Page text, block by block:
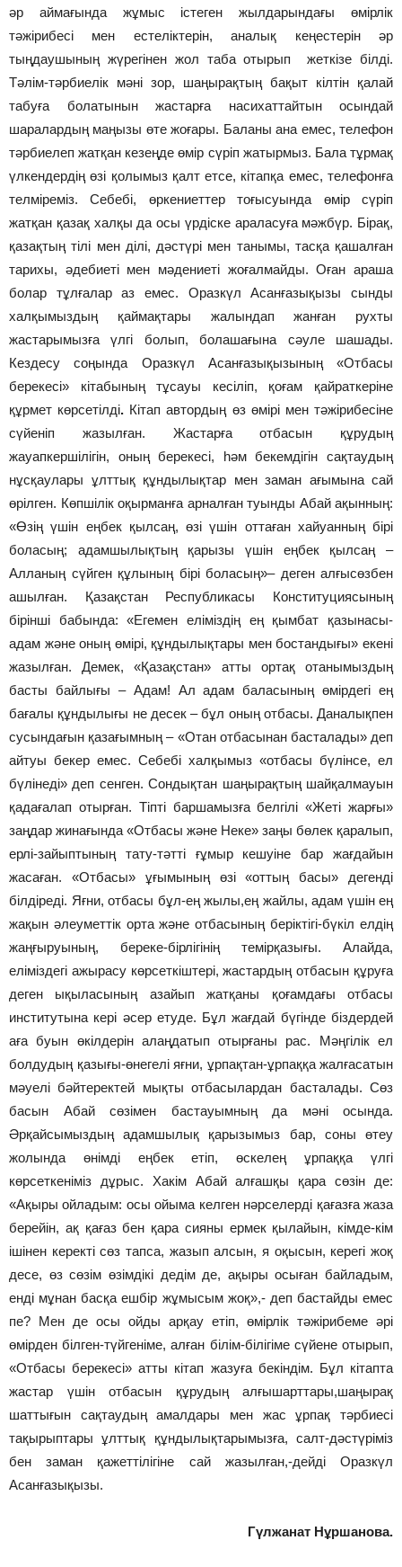
әр аймағында жұмыс істеген жылдарындағы өмірлік
тәжірибесі мен естеліктерін, аналық кеңестерін әр
тыңдаушының жүрегінен жол таба отырып жеткізе білді.
Тәлім-тәрбиелік мәні зор, шаңырақтың бақыт кілтін қалай
табуға болатынын жастарға насихаттайтын осындай
шаралардың маңызы өте жоғары. Баланы ана емес, телефон
тәрбиелеп жатқан кезеңде өмір сүріп жатырмыз. Бала тұрмақ
үлкендердің өзі қолымыз қалт етсе, кітапқа емес, телефонға
телміреміз. Себебі, өркениеттер тоғысуында өмір сүріп
жатқан қазақ халқы да осы үрдіске араласуға мәжбүр. Бірақ,
қазақтың тілі мен ділі, дәстүрі мен танымы, тасқа қашалған
тарихы, әдебиеті мен мәдениеті жоғалмайды. Оған араша
болар тұлғалар аз емес. Оразкүл Асанғазықызы сынды
халқымыздың қаймақтары жалындап жанған рухты
жастарымызға үлгі болып, болашағына сәуле шашады.
Кездесу соңында Оразкүл Асанғазықызының «Отбасы
берекесі» кітабының тұсауы кесіліп, қоғам қайраткеріне
құрмет көрсетілді. Кітап автордың өз өмірі мен тәжірибесіне
сүйеніп жазылған. Жастарға отбасын құрудың
жауапкершілігін, оның берекесі, һәм бекемдігін сақтаудың
нұсқаулары ұлттық құндылықтар мен заман ағымына сай
өрілген. Көпшілік оқырманға арналған туынды Абай ақынның:
«Өзің үшін еңбек қылсаң, өзі үшін оттаған хайуанның бірі
боласың; адамшылықтың қарызы үшін еңбек қылсаң –
Алланың сүйген құлының бірі боласың»– деген алғысөзбен
ашылған. Қазақстан Республикасы Конституциясының
бірінші бабында: «Егемен еліміздің ең қымбат қазынасы-
адам және оның өмірі, құндылықтары мен бостандығы» екені
жазылған. Демек, «Қазақстан» атты ортақ отанымыздың
басты байлығы – Адам! Ал адам баласының өмірдегі ең
бағалы құндылығы не десек – бұл оның отбасы. Даналықпен
сусындағын қазағымның – «Отан отбасынан басталады» деп
айтуы бекер емес. Себебі халқымыз «отбасы бүлінсе, ел
бүлінеді» деп сенген. Сондықтан шаңырақтың шайқалмауын
қадағалап отырған. Тіпті баршамызға белгілі «Жеті жарғы»
заңдар жинағында «Отбасы және Неке» заңы бөлек қаралып,
ерлі-зайыптының тату-тәтті ғұмыр кешуіне бар жағдайын
жасаған. «Отбасы» ұғымының өзі «оттың басы» дегенді
білдіреді. Яғни, отбасы бұл-ең жылы,ең жайлы, адам үшін ең
жақын әлеуметтік орта және отбасының беріктігі-бүкіл елдің
жаңғыруының, береке-бірлігінің темірқазығы. Алайда,
еліміздегі ажырасу көрсеткіштері, жастардың отбасын құруға
деген ықыласының азайып жатқаны қоғамдағы отбасы
институтына кері әсер етуде. Бұл жағдай бүгінде біздердей
аға буын өкілдерін алаңдатып отырғаны рас. Мәңгілік ел
болдудың қазығы-өнегелі яғни, ұрпақтан-ұрпаққа жалғасатын
мәуелі бәйтеректей мықты отбасылардан басталады. Сөз
басын Абай сөзімен бастауымның да мәні осында.
Әрқайсымыздың адамшылық қарызымыз бар, соны өтеу
жолында өнімді еңбек етіп, өскелең ұрпаққа үлгі
көрсеткеніміз дұрыс. Хакім Абай алғашқы қара сөзін де:
«Ақыры ойладым: осы ойыма келген нәрселерді қағазға жаза
берейін, ақ қағаз бен қара сияны ермек қылайын, кімде-кім
ішінен керекті сөз тапса, жазып алсын, я оқысын, керегі жоқ
десе, өз сөзім өзімдікі дедім де, ақыры осыған байладым,
енді мұнан басқа ешбір жұмысым жоқ»,- деп бастайды емес
пе? Мен де осы ойды арқау етіп, өмірлік тәжірибеме әрі
өмірден білген-түйгеніме, алған білім-білігіме сүйене отырып,
«Отбасы берекесі» атты кітап жазуға бекіндім. Бұл кітапта
жастар үшін отбасын құрудың алғышарттары,шаңырақ
шаттығын сақтаудың амалдары мен жас ұрпақ тәрбиесі
тақырыптары ұлттық құндылықтарымызға, салт-дәстүріміз
бен заман қажеттілігіне сай жазылған,-дейді Оразкүл
Асанғазықызы.
Гүлжанат Нұршанова.